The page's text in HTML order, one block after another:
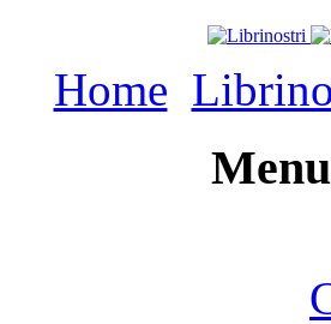
Home